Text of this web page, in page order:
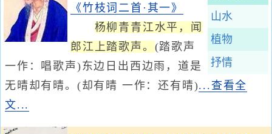
山水
植物
抒情
《竹枝词二首·其一》
杨柳青青江水平，闻
郎江上踏歌声。 (踏歌声
一作：唱歌声)东边日出西边雨，道是
无晴却有晴。(却有晴 一作：还有晴)...查看全
文...